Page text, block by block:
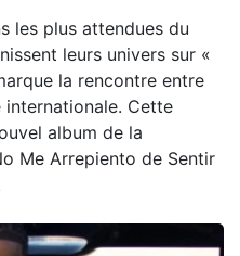
les plus attendues du
leurs univers sur «
la rencontre entre
internationale. Cette
album de la
Me Arrepiento de Sentir